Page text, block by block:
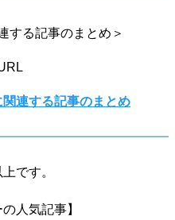
する記事のまとめ＞
連する記事のまとめ
です。
人気記事】